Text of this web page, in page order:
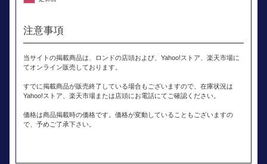
注意事項
当サイトの掲載商品は、ロンドの店頭および、Yahoo!ストア、楽天市場に
てオンライン販売しております。
すでに掲載商品が販売終了している場合もございますので、在庫状況は
Yahoo!ストア、楽天市場または店頭にお電話にてご確認ください。
価格は商品掲載時の価格です。価格が変動していることもございますの
で、予めご了承下さい。